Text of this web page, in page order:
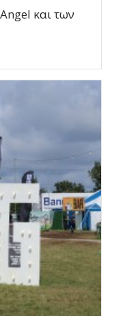
και των